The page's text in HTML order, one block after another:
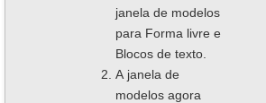
janela de modelos
para Forma livre e
Blocos de texto.
A janela de
modelos agora